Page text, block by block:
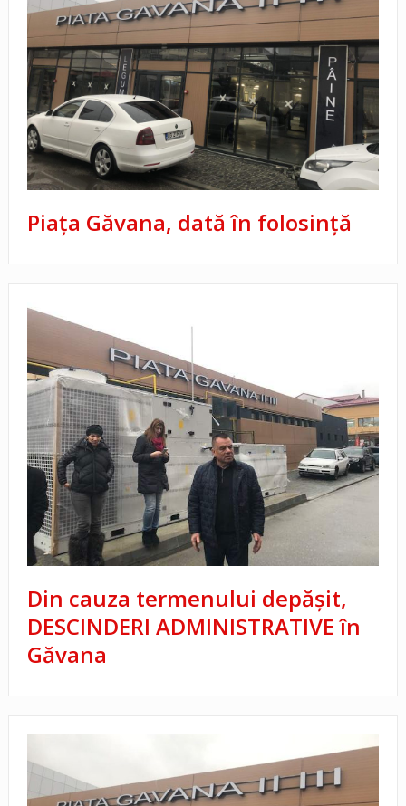
Piaţa Găvana, dată în folosinţă
Din cauza termenului depășit,
DESCINDERI ADMINISTRATIVE în
Găvana